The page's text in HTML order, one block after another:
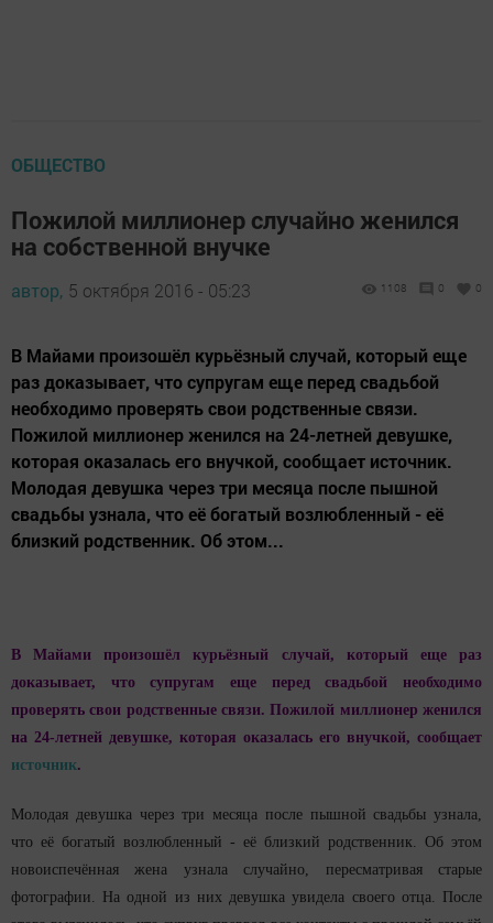
ОБЩЕСТВО
Пожилой миллионер случайно женился
на собственной внучке
автор, 5 октября 2016 - 05:23 1108 0 0
В Майами произошёл курьёзный случай, который еще
раз доказывает, что супругам еще перед свадьбой
необходимо проверять свои родственные связи.
Пожилой миллионер женился на 24-летней девушке,
которая оказалась его внучкой, сообщает источник.
Молодая девушка через три месяца после пышной
свадьбы узнала, что её богатый возлюбленный - её
близкий родственник. Об этом...
В Майами произошёл курьёзный случай, который еще раз
доказывает, что супругам еще перед свадьбой необходимо
проверять свои родственные связи. Пожилой миллионер женился
на 24-летней девушке, которая оказалась его внучкой, сообщает
источник.
Молодая девушка через три месяца после пышной свадьбы узнала,
что её богатый возлюбленный - её близкий родственник. Об этом
новоиспечённая жена узнала случайно, пересматривая старые
фотографии. На одной из них девушка увидела своего отца. После